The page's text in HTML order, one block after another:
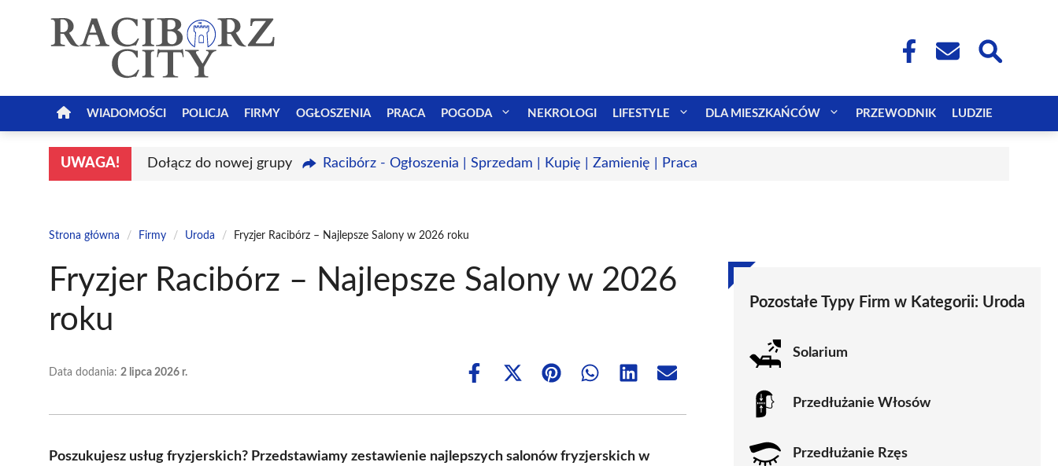
WIADOMOŚCI POLICJA FIRMY OGŁOSZENIA PRACA POGODA NEKROLOGI LIFESTYLE DLA MIESZKAŃCÓW PRZEWODNIK LUDZIE
UWAGA! Dołącz do nowej grupy Racibórz - Ogłoszenia | Sprzedam | Kupię | Zamienię | Praca
Strona główna / Firmy / Uroda / Fryzjer Racibórz – Najlepsze Salony w 2026 roku
Fryzjer Racibórz – Najlepsze Salony w 2026
roku
Data dodania: 2 lipca 2026 r.
Share
Share
(Twitter)
Share Share Share Share
Poszukujesz usług fryzjerskich? Przedstawiamy zestawienie najlepszych salonów fryzjerskich w
Pozostałe Typy Firm w Kategorii: Uroda
Solarium
Przedłużanie Włosów
Przedłużanie Rzęs